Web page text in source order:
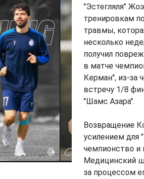
"Эстегляля"
тренировкам
травмы,
несколько
получил
в матче
Керман", из-за
встречу 1/8
"Шамс Азара".
Возвращение
усилением для
чемпионство и
Медицинский
за процессом